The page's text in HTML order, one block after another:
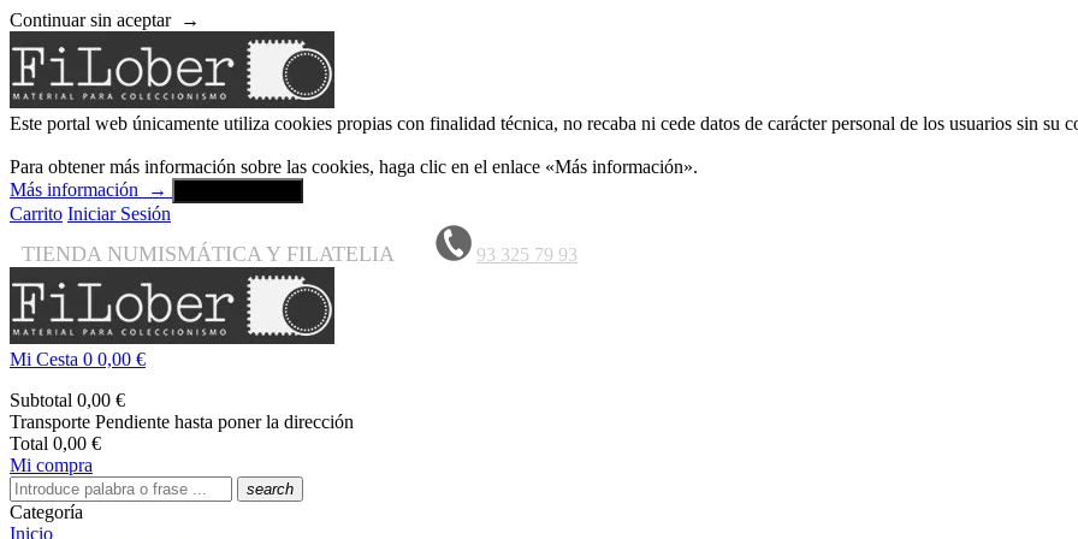
Continuar sin aceptar →
Este portal web únicamente utiliza cookies propias con finalidad técnica, no recaba ni cede datos de carácter personal de los usuarios sin su
Para obtener más información sobre las cookies, haga clic en el enlace «Más información».
Más información
→
Carrito Iniciar Sesión
TIENDA NUMISMÁTICA Y FILATELIA 93 325 79 93
Mi Cesta 0 0,00 €
Subtotal 0,00 €
Transporte Pendiente hasta poner la dirección
Total 0,00 €
Mi compra
search
Categoría
Inicio